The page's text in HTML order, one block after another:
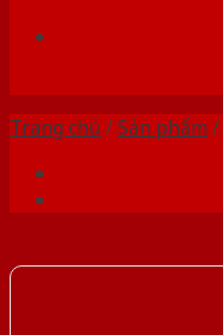
Trang chủ /Sản phẩm /